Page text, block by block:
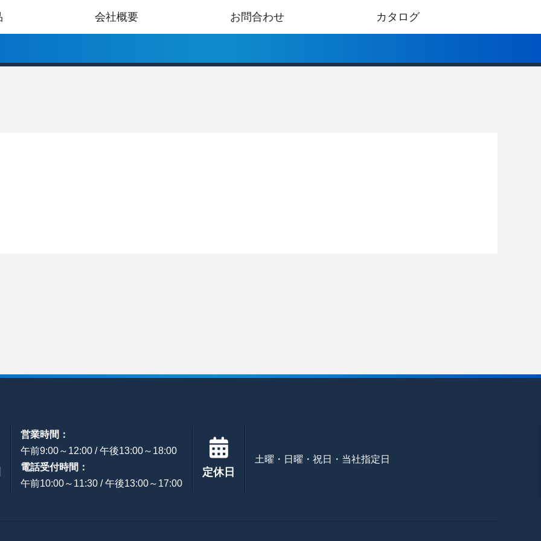
会社概要 お問合わせ カタログ
営業時間：
午前9:00～12:00 / 午後13:00～18:00
電話受付時間：
午前10:00～11:30 / 午後13:00～17:00
定休日
土曜・日曜・祝日・当社指定日